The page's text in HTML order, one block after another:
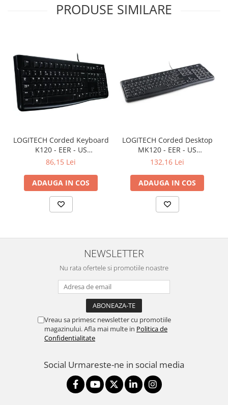
PRODUSE SIMILARE
LOGITECH Corded Keyboard
K120 - EER - US
International layout
86,15 Lei
ADAUGA IN COS
LOGITECH Corded Desktop
MK120 - EER - US
International layout
132,16 Lei
ADAUGA IN COS
NEWSLETTER
Nu rata ofertele si promotiile noastre
Vreau sa primesc newsletter cu promotiile
magazinului. Afla mai multe in Politica de
Confidentialitate
Social Urmareste-ne in social media